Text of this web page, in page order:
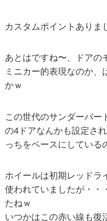
カスタムポイントありま
あとはですね〜、ドアの
ミニカー的表現なのか、
かｗ
この世代のサンダーバー
の4ドアなんかも設定さ
っちをベースにしている
ホイールは初期レッドラ
使われていましたが・・
たねｗ
いつかはこの赤い線も復